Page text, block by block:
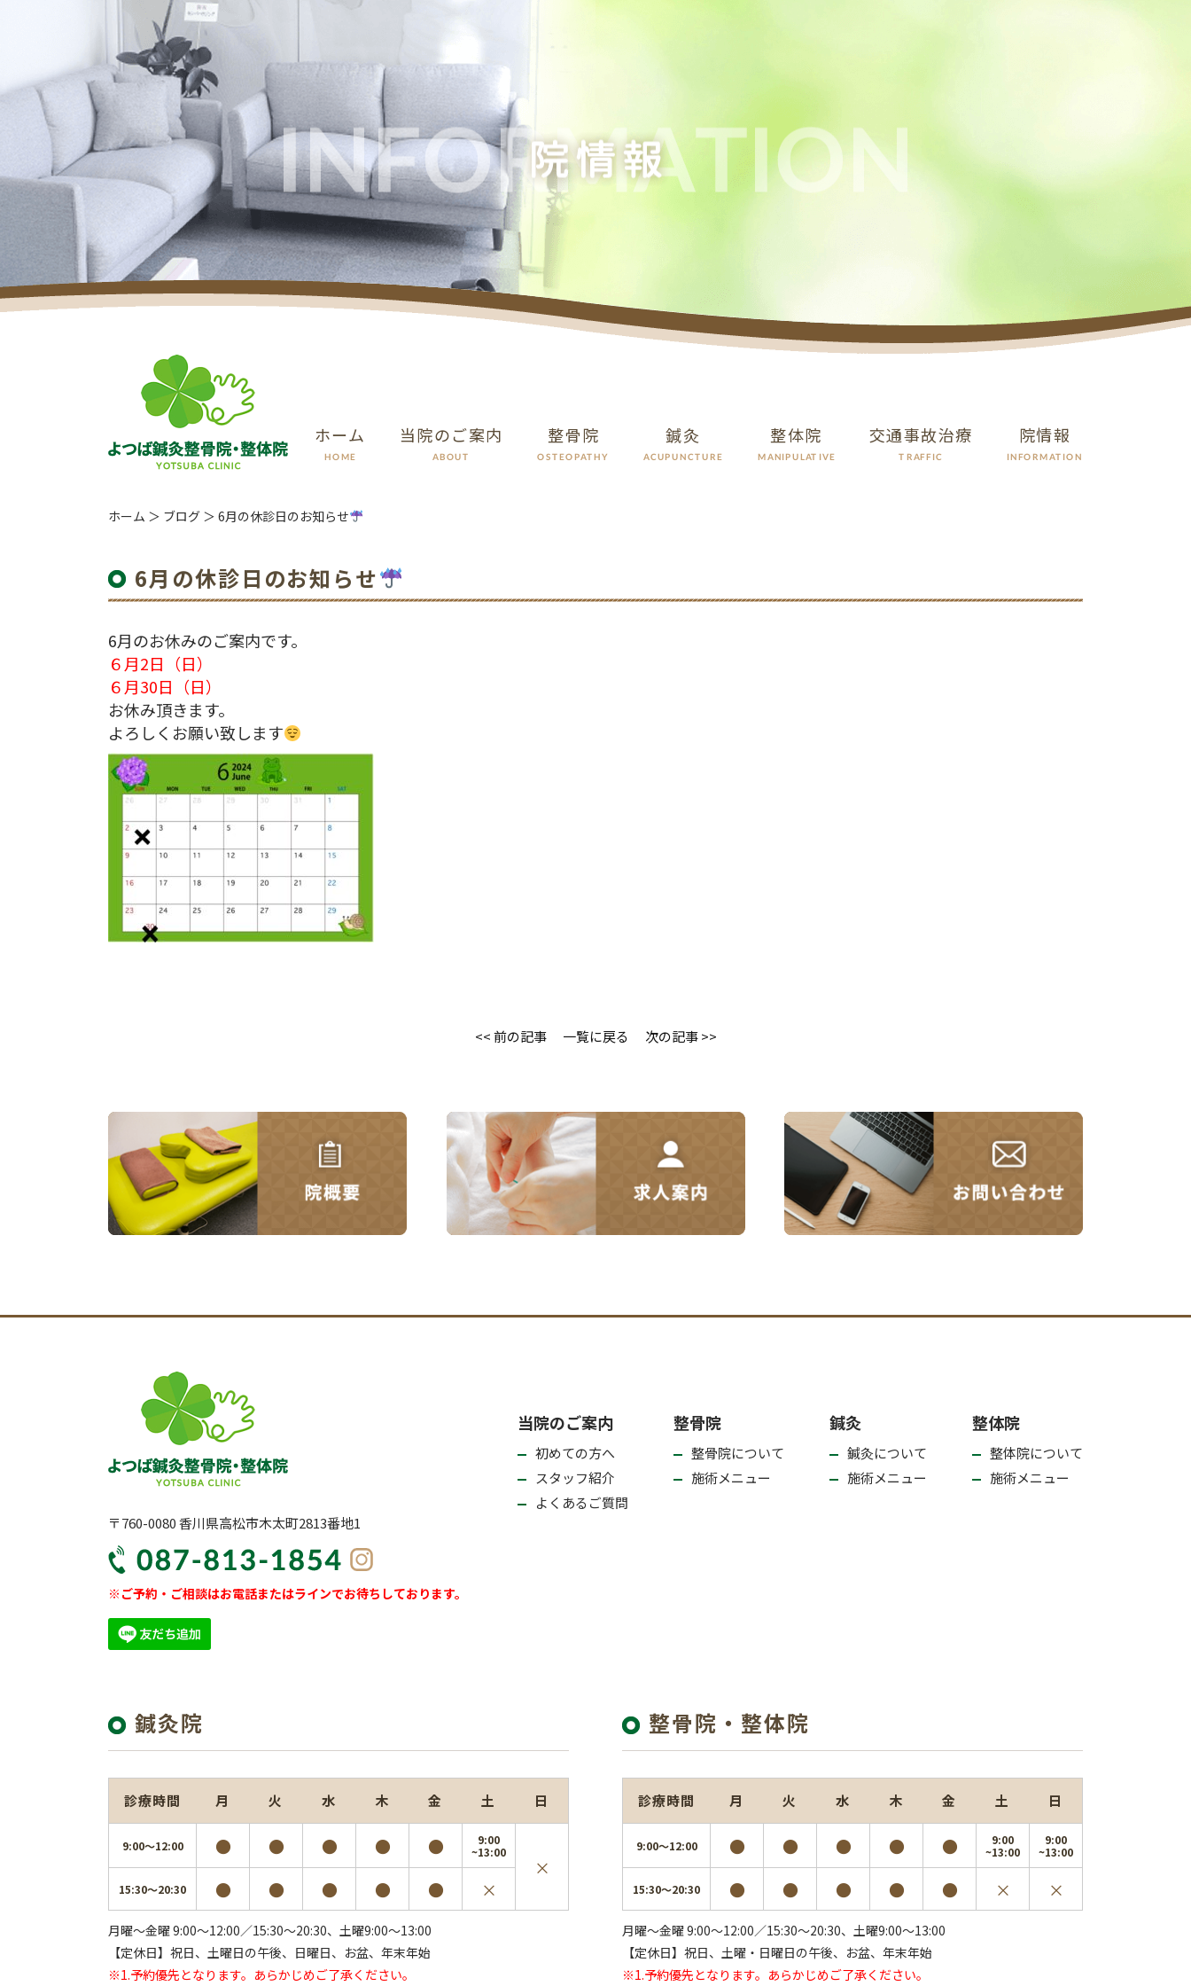
ホーム
HOME
当院のご案内
ABOUT
整骨院
OSTEOPATHY
鍼灸
ACUPUNCTURE
整体院
MANIPULATIVE
交通事故治療
TRAFFIC
院情報
INFORMATION
ホーム ＞ ブログ ＞ 6月の休診日のお知らせ
6月の休診日のお知らせ
6月のお休みのご案内です。
６月2日（日）
６月30日（日）
お休み頂きます。
よろしくお願い致します
<< 前の記事 一覧に戻る 次の記事 >>
〒760-0080 香川県高松市木太町2813番地1
※ご予約・ご相談はお電話またはラインでお待ちしております。
当院のご案内
初めての方へ
スタッフ紹介
よくあるご質問
整骨院
整骨院について
施術メニュー
鍼灸
鍼灸について
施術メニュー
整体院
整体院について
施術メニュー
鍼灸院
診療時間 月 火 水 木 金 土 日
9:00～12:00 ● ● ● ● ●
9:00
~13:00
×
15:30～20:30 ● ● ● ● ● ×
月曜～金曜 9:00～12:00／15:30～20:30、 土曜9:00～13:00
【定休日】祝日、土曜日の午後、日曜日、お盆、年末年始
※1.予約優先となります。あらかじめご了承ください。
整骨院・整体院
診療時間 月 火 水 木 金 土 日
9:00～12:00 ● ● ● ● ●
9:00
~13:00
9:00
~13:00
15:30～20:30 ● ● ● ● ● × ×
月曜～金曜 9:00～12:00／15:30～20:30、 土曜9:00～13:00
【定休日】祝日、土曜・日曜日の午後、お盆、年末年始
※1.予約優先となります。あらかじめご了承ください。